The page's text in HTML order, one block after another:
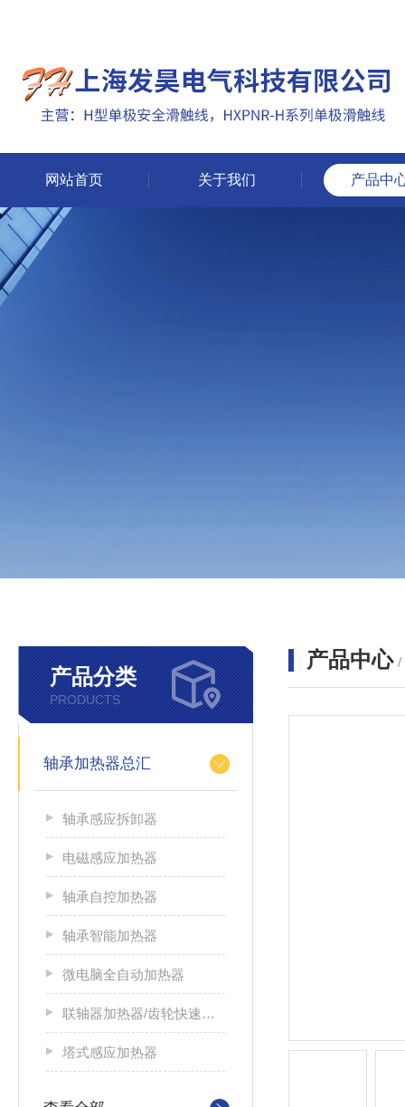
网站首页 关于我们 产品中
产品分类
PRODUCTS
轴承加热器总汇
轴承感应拆卸器
电磁感应加热器
轴承自控加热器
轴承智能加热器
微电脑全自动加热器
联轴器加热器/齿轮快速加热器
塔式感应加热器
产品中心 /